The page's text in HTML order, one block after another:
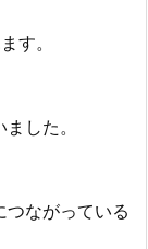
す。
した。
つながっている